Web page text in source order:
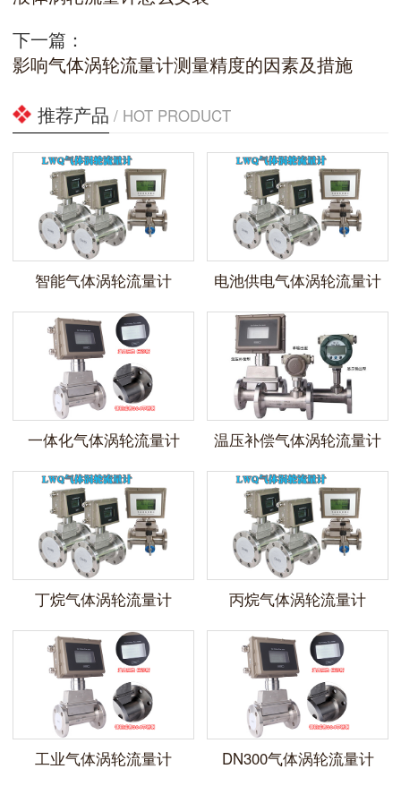
下一篇：
影响气体涡轮流量计测量精度的因素及措施
推荐产品 / HOT PRODUCT
智能气体涡轮流量计 电池供电气体涡轮流量计
一体化气体涡轮流量计 温压补偿气体涡轮流量计
丁烷气体涡轮流量计 丙烷气体涡轮流量计
工业气体涡轮流量计 DN300气体涡轮流量计